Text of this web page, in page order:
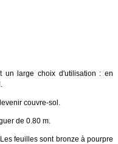
un large choix d'utilisation : en
couvre-sol.
de 0.80 m.
feuilles sont bronze à pourpre